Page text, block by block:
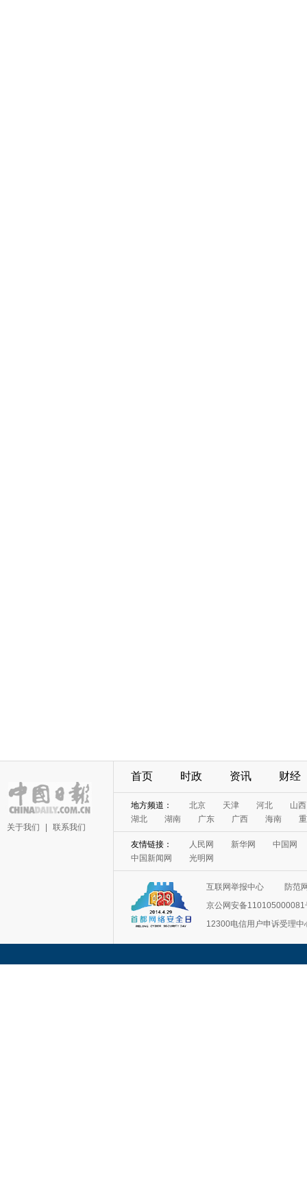
关于我们 联系我们
首页 时政 资讯 财经
地方频道： 北京 天津 河北
山西
湖北
湖南 广东 广西 海南
友情链接： 人民网 新华网
中国网
中国新闻网
光明网
互联网举报中心
防范
京公网安备110105000081
12300电信用户申诉受理中